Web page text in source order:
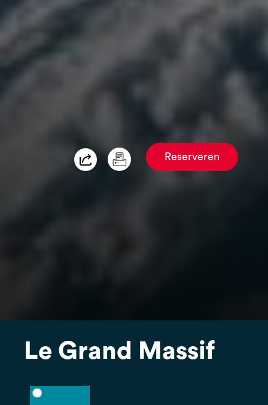
Reserveren
Le Grand Massif